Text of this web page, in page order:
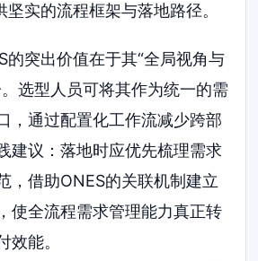
实的流程框架与落地路径。
的突出价值在于其“全局视角与
选型人员可将其作为统一的需
，通过配置化工作流减少跨部
建议：落地时应优先梳理需求
，借助ONES的关联机制建立
使全流程需求管理能力真正转
效能。